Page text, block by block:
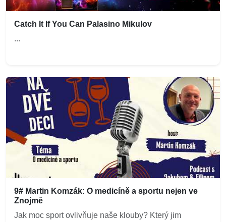
Catch It If You Can Palasino Mikulov
...
9# Martin Komzák: O medicíně a sportu nejen ve
Znojmě
Jak moc sport ovlivňuje naše klouby? Který jim